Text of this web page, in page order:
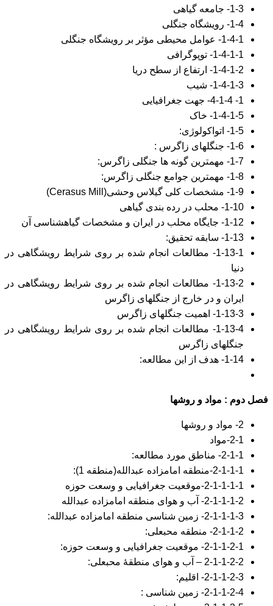
1-3- جامعه گیاهی
1-4- رویشگاه جنگلی
1-4-1- عوامل محیطی مؤثر بر رویشگاه جنگلی
1-4-1-1- توپوگرافی
1-4-1-2- ارتفاع از سطح دریا
1-4-1-3- شیب
1- 4-1-4- جهت جغرافیایی
1-4-1-5- خاک
1-5- اتواکولوژی:
1-6- جنگلهای زاگرس :
1-7- مهمترین گونه ها جنگلی زاگرس:
1-8- مهمترین جوامع جنگلی زاگرس:
1-9- مشخصات کلی گیلاس وحشی(Cerasus Mill)
1-10- محلب در رده بندی گیاهی
1-12- جایگاه محلب در ایران و مشخصات گیاهشناسی آن
1-13- سابقه تحقیق:
1-13-1- مطالعات انجام شده بر روی شرایط رویشگاهی در
دنیا
1-13-2- مطالعات انجام شده بر روی شرایط رویشگاهی در
ایران و در خارج از جنگلهای زاگرس
1-13-3- اهمیت جنگلهای زاگرس
1-13-4- مطالعات انجام شده بر روی شرایط رویشگاهی در
جنگلهای زاگرس
1-14- هدف از این مطالعه:
فصل دوم : مواد و روشها
2- مواد و روشها
2-1-مواد
2-1-1- مناطق مورد مطالعه:
2-1-1-1-منطقه امامزاده عبدالله(منطقه 1):
2-1-1-1-1-موقعیت جغرافیایی و وسعت حوزه
2-1-1-1-2- آب و هوای منطقه امامزاده عبدالله
2-1-1-1-3- زمین شناسی منطقه امامزاده عبدالله:
2-1-1-2- منطقه محبعلی:
2-1-1-2-1- موقعیت جغرافیایی و وسعت حوزه:
2-1-1-2-2 – آب و هوای منطقۀ محبعلی:
2-1-1-2-3- اقلیم:
2-1-1-2-4- زمین شناسی :